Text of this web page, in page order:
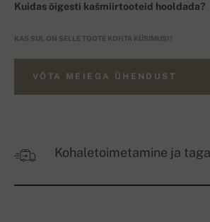
Kuidas õigesti kašmiirtooteid hooldada?
KAS SUL ON SELLE TOOTE KOHTA KÜSIMUSI?
VÕTA MEIEGA ÜHENDUST
Kohaletoimetamine ja